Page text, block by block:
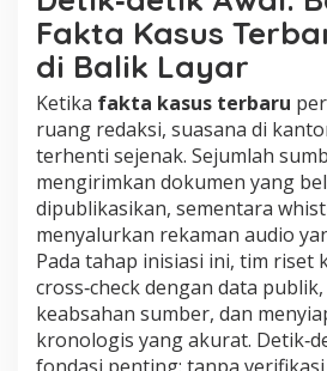
Fakta Kasus
di Balik Layar
Ketika fakta kasus terbaru
ruang redaksi, suasana di
terhenti sejenak. Sejumlah
mengirimkan dokumen yang
dipublikasikan, sementara
menyalurkan rekaman audio
Pada tahap inisiasi ini, tim riset
cross‑check dengan data
keabsahan sumber, dan
kronologis yang akurat.